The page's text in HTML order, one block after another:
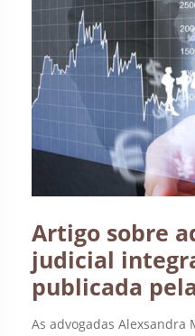
Artigo sobre
judicial
publicada
As advogadas Alexsandra